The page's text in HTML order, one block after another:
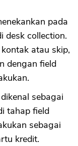
pada
desk collection.
atau skip,
dengan field
sebagai
tahap field
sebagai
kredit.